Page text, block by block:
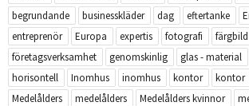
begrundande
businesskläder dag eftertanke
entreprenör
Europa expertis fotografi färgbild
företagsverksamhet
genomskinlig glas - material
horisontell
Inomhus inomhus kontor kontor
Medelålders
medelålders Medelålders kvinnor